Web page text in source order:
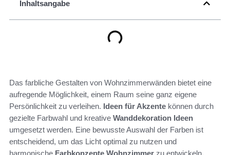
Inhaltsangabe
Das farbliche Gestalten von Wohnzimmerwänden bietet eine
aufregende Möglichkeit, einem Raum seine ganz eigene
Persönlichkeit zu verleihen. Ideen für Akzente können durch
gezielte Farbwahl und kreative Wanddekoration Ideen
umgesetzt werden. Eine bewusste Auswahl der Farben ist
entscheidend, um das Licht optimal zu nutzen und